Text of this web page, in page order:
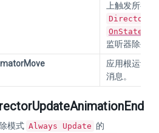
上触发所有
监听器除外。
应用根运动
消息。
模式 Always Update 的